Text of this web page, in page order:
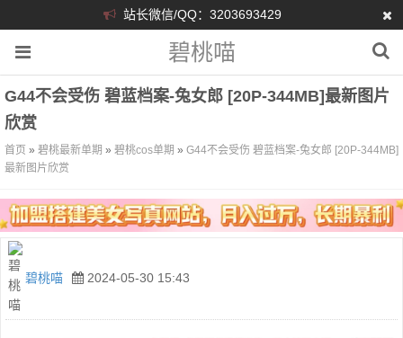
站长微信/QQ：3203693429
碧桃喵
G44不会受伤 碧蓝档案-兔女郎 [20P-344MB]最新图片
欣赏
首页 » 碧桃最新单期 » 碧桃cos单期 » G44不会受伤 碧蓝档案-兔女郎 [20P-344MB]
最新图片欣赏
碧桃喵 2024-05-30 15:43